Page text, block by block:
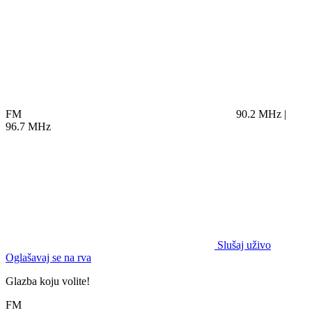
FM
90.2 MHz |
96.7 MHz
Slušaj uživo
Oglašavaj se na rva
Glazba koju volite!
FM